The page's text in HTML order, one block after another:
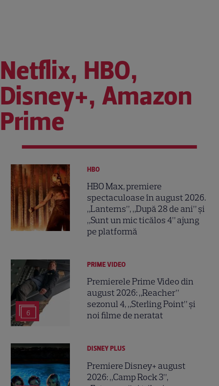
Netflix, HBO,
Disney+, Amazon
Prime
HBO
HBO Max, premiere
spectaculoase în august 2026.
„Lanterns”, „După 28 de ani” și
„Sunt un mic ticălos 4” ajung
pe platformă
6
PRIME VIDEO
Premierele Prime Video din
august 2026: „Reacher”
sezonul 4, „Sterling Point” și
noi filme de neratat
DISNEY PLUS
Premiere Disney+ august
2026: „Camp Rock 3”,